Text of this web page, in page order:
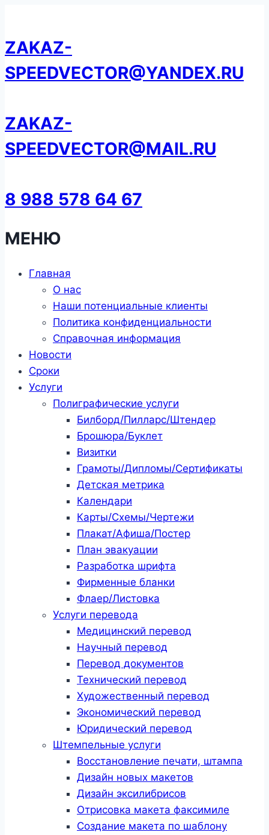
содержанию
ZAKAZ-
SPEEDVECTOR@YANDEX.RU
ZAKAZ-
SPEEDVECTOR@MAIL.RU
8 988 578 64 67
МЕНЮ
Главная
О нас
Наши потенциальные клиенты
Политика конфиденциальности
Справочная информация
Новости
Сроки
Услуги
Полиграфические услуги
Билборд/Пилларс/Штендер
Брошюра/Буклет
Визитки
Грамоты/Дипломы/Сертификаты
Детская метрика
Календари
Карты/Схемы/Чертежи
Плакат/Афиша/Постер
План эвакуации
Разработка шрифта
Фирменные бланки
Флаер/Листовка
Услуги перевода
Медицинский перевод
Научный перевод
Перевод документов
Технический перевод
Художественный перевод
Экономический перевод
Юридический перевод
Штемпельные услуги
Восстановление печати, штампа
Дизайн новых макетов
Дизайн эксилибрисов
Отрисовка макета факсимиле
Создание макета по шаблону